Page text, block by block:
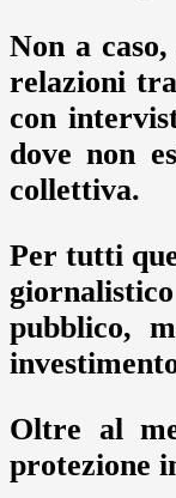
Non a
relazioni
con
dove non
collettiva.
Per tutti
pubblico,
Oltre al
protezione